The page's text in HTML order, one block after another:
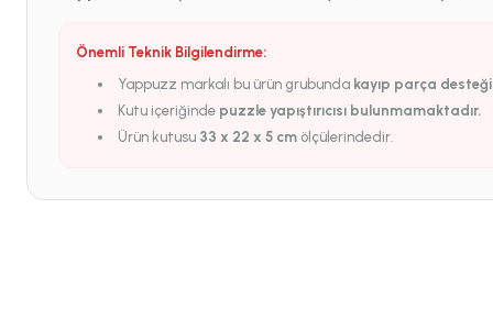
Önemli Teknik Bilgilendirme:
Yappuzz markalı bu ürün grubunda kayıp parça
Kutu içeriğinde puzzle yapıştırıcısı bulunmamaktadır.
Ürün kutusu 33 x 22 x 5 cm ölçülerindedir.